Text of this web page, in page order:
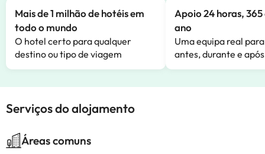
Mais de 1 milhão de hotéis em
todo o mundo
O hotel certo para qualquer
destino ou tipo de viagem
Apoio 24 horas,
ano
Uma equipa real
antes, durante e
Serviços do alojamento
Áreas comuns